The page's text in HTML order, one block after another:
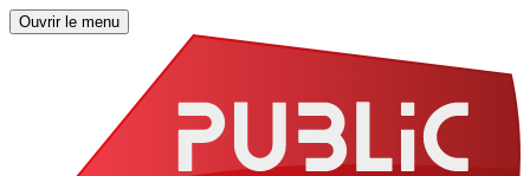
Ouvrir le menu